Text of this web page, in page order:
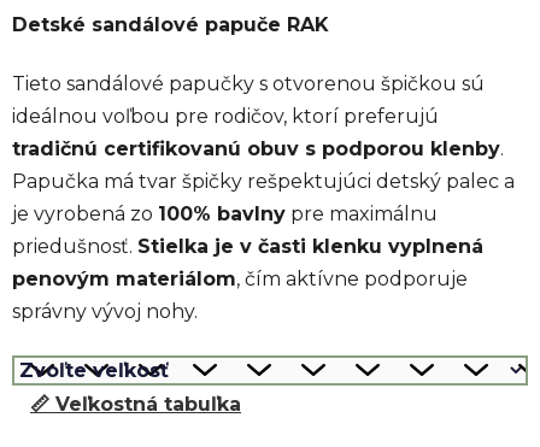
Detské sandálové papuče RAK
Tieto sandálové papučky s otvorenou špičkou sú
ideálnou voľbou pre rodičov, ktorí preferujú
tradičnú certifikovanú obuv s podporou klenby.
Papučka má tvar špičky rešpektujúci detský palec a
je vyrobená zo 100% bavlny pre maximálnu
priedušnosť. Stielka je v časti klenku vyplnená
penovým materiálom, čím aktívne podporuje
správny vývoj nohy.
📏 Veľkostná tabuľka